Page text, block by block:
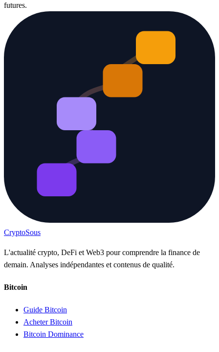
futures.
CryptoSous
L'actualité crypto, DeFi et Web3 pour comprendre la finance de
demain. Analyses indépendantes et contenus de qualité.
Bitcoin
Guide Bitcoin
Acheter Bitcoin
Bitcoin Dominance